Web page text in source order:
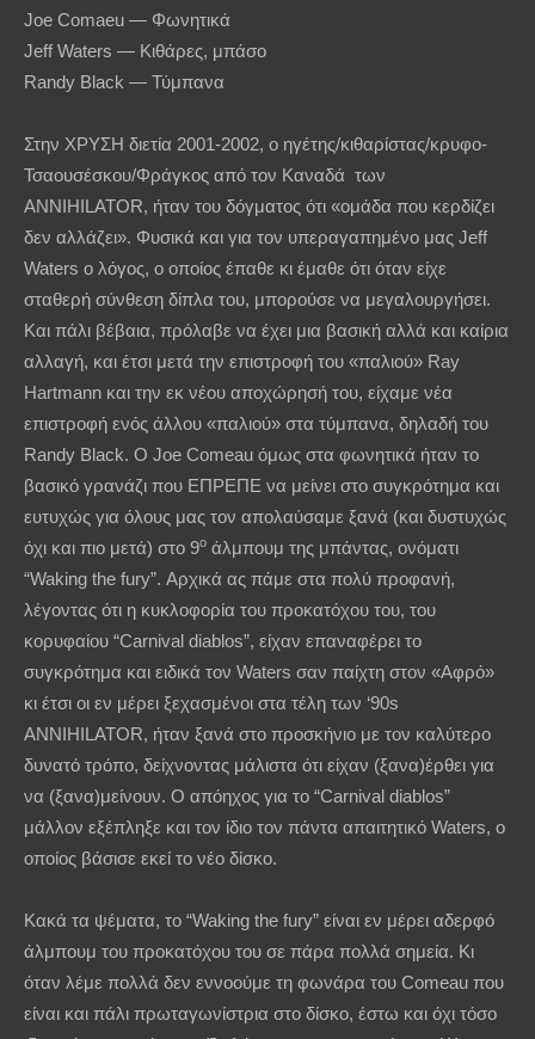
Joe Comaeu — Φωνητικά
Jeff Waters — Κιθάρες, μπάσο
Randy Black — Τύμπανα
Στην ΧΡΥΣΗ διετία 2001-2002, ο ηγέτης/κιθαρίστας/κρυφο-
Τσαουσέσκου/Φράγκος από τον Καναδά των
ANNIHILATOR, ήταν του δόγματος ότι «ομάδα που κερδίζει
δεν αλλάζει». Φυσικά και για τον υπεραγαπημένο μας Jeff
Waters ο λόγος, ο οποίος έπαθε κι έμαθε ότι όταν είχε
σταθερή σύνθεση δίπλα του, μπορούσε να μεγαλουργήσει.
Και πάλι βέβαια, πρόλαβε να έχει μια βασική αλλά και καίρια
αλλαγή, και έτσι μετά την επιστροφή του «παλιού» Ray
Hartmann και την εκ νέου αποχώρησή του, είχαμε νέα
επιστροφή ενός άλλου «παλιού» στα τύμπανα, δηλαδή του
Randy Black. O Joe Comeau όμως στα φωνητικά ήταν το
βασικό γρανάζι που ΕΠΡΕΠΕ να μείνει στο συγκρότημα και
ευτυχώς για όλους μας τον απολαύσαμε ξανά (και δυστυχώς
όχι και πιο μετά) στο 9ο άλμπουμ της μπάντας, ονόματι
“Waking the fury”. Αρχικά ας πάμε στα πολύ προφανή,
λέγοντας ότι η κυκλοφορία του προκατόχου του, του
κορυφαίου “Carnival diablos”, είχαν επαναφέρει το
συγκρότημα και ειδικά τον Waters σαν παίχτη στον «Αφρό»
κι έτσι οι εν μέρει ξεχασμένοι στα τέλη των ‘90s
ANNIHILATOR, ήταν ξανά στο προσκήνιο με τον καλύτερο
δυνατό τρόπο, δείχνοντας μάλιστα ότι είχαν (ξανα)έρθει για
να (ξανα)μείνουν. Ο απόηχος για το “Carnival diablos”
μάλλον εξέπληξε και τον ίδιο τον πάντα απαιτητικό Waters, ο
οποίος βάσισε εκεί το νέο δίσκο.
Κακά τα ψέματα, το “Waking the fury” είναι εν μέρει αδερφό
άλμπουμ του προκατόχου του σε πάρα πολλά σημεία. Κι
όταν λέμε πολλά δεν εννοούμε τη φωνάρα του Comeau που
είναι και πάλι πρωταγωνίστρια στο δίσκο, έστω και όχι τόσο